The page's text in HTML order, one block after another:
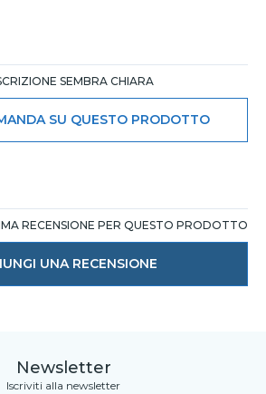
SEMBRA CHIARA
SU QUESTO PRODOTTO
RECENSIONE PER QUESTO PRODOTTO
UNA RECENSIONE
Newsletter
Iscriviti alla newsletter